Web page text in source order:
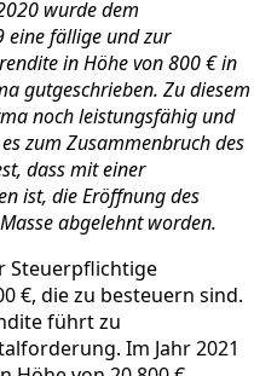
wurde dem
eine fällige und zur
in Höhe von 800 € in
gutgeschrieben. Zu diesem
noch leistungsfähig und
zum Zusammenbruch des
dass mit einer
ist, die Eröffnung des
abgelehnt worden.
Steuerpflichtige
€, die zu besteuern sind.
führt zu
Im Jahr 2021